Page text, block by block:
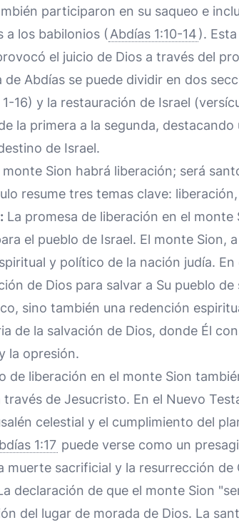
participaron en su saqueo e
a los babilonios ( Abdías 1:10-14).
el juicio de Dios a través del
de Abdías se puede dividir en dos
16) y la restauración de Israel
la primera a la segunda,
de Israel.
monte Sion habrá liberación; será
resume tres temas clave:
La promesa de liberación en el
el pueblo de Israel. El monte Sion,
y político de la nación judía.
de Dios para salvar a Su pueblo
sino también una redención
de la salvación de Dios, donde Él
la opresión.
de liberación en el monte Sion
de Jesucristo. En el Nuevo
celestial y el cumplimiento del
1:17 puede verse como un
muerte sacrificial y la resurrección de
declaración de que el monte Sion
del lugar de morada de Dios. La